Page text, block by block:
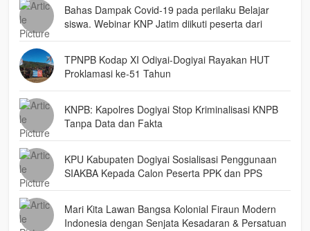
Bahas Dampak Covid-19 pada perilaku Belajar
siswa. Webinar KNP Jatim diikuti peserta dari
seluruh Indonesia.
TPNPB Kodap XI Odiyai-Dogiyai Rayakan HUT
Proklamasi ke-51 Tahun
KNPB: Kapolres Dogiyai Stop Kriminalisasi KNPB
Tanpa Data dan Fakta
KPU Kabupaten Dogiyai Sosialisasi Penggunaan
SIAKBA Kepada Calon Peserta PPK dan PPS
Mari Kita Lawan Bangsa Kolonial Firaun Modern
Indonesia dengan Senjata Kesadaran & Persatuan